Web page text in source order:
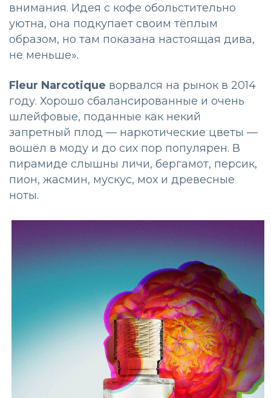
внимания. Идея с кофе обольстительно
уютна, она подкупает своим тёплым
образом, но там показана настоящая дива,
не меньше».
Fleur Narcotique ворвался на рынок в 2014
году. Хорошо сбалансированные и очень
шлейфовые, поданные как некий
запретный плод — наркотические цветы —
вошёл в моду и до сих пор популярен. В
пирамиде слышны личи, бергамот, персик,
пион, жасмин, мускус, мох и древесные
ноты.